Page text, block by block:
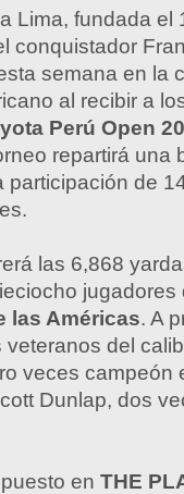
Lima, fundada el
conquistador
semana en la
al recibir a
Perú Open
repartirá una
de
las 6,868
las Américas. A
veteranos del
veces campeón
Dunlap, dos
en THE